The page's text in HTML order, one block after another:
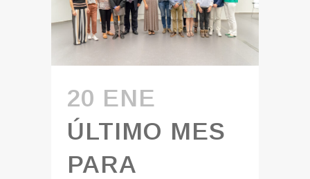
20 ENE
ÚLTIMO MES
PARA